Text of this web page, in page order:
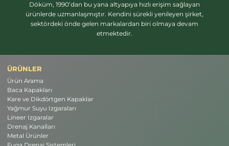
Döküm, 1990’dan bu yana altyapıya hızlı erişim sağlayan
ürünlerde uzmanlaşmıştır. Kendini sürekli yenileyen şirket,
sektördeki önde gelen markalardan biri olmaya devam
etmektedir.
ÜRÜNLER
Ürün Arama
Baca Kapakları
Kare ve Dikdörtgen Kapaklar
Yağmur Suyu Izgaraları
Lineer Izgaralar
Drenaj Kanalları
Metal Ürünler